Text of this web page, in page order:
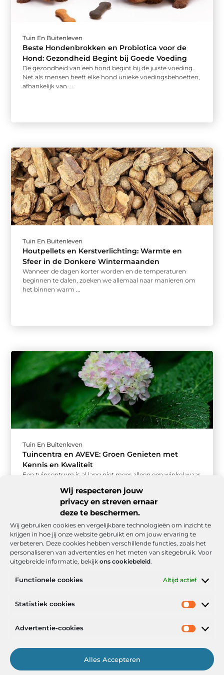
Wij respecteren jouw
privacy en streven ernaar
deze te beschermen.
Wij gebruiken cookies en vergelijkbare technologieën om inzicht te
krijgen in hoe jij onze website gebruikt en om jouw ervaring te
verbeteren. Deze cookies hebben verschillende functies, zoals het
personaliseren van advertenties en het meten van sitegebruik. Voor
uitgebreide informatie, bekijk ons cookiebeleid.
Functionele cookies Altijd actief
Statistiek cookies
Advertentie-cookies
Alles Accepteren
Tuin En Buitenleven
Beste Hondenbrokken en Probiotica voor de
Hond: Gezondheid Begint bij Goede Voeding
De gezondheid van een hond begint bij de juiste voeding.
Net als mensen heeft elke hond unieke voedingsbehoeften,
afhankelijk van ...
Tuin En Buitenleven
Houtpellets en Kerstverlichting: Warmte en
Sfeer in de Donkere Wintermaanden
Wanneer de dagen korter worden en de temperaturen
beginnen te dalen, zoeken we allemaal naar manieren om
het binnen warm ...
Tuin En Buitenleven
Tuincentra en AVEVE: Groen Genieten met
Kennis en Kwaliteit
Een tuincentrum is al lang niet meer alleen een winkel waar
Het Portaal voor Inzichten en Inspiratie
Onze informatie